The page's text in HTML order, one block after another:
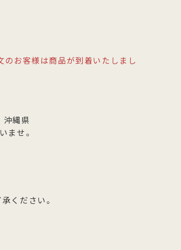
お客様は商品が到着いたしまし
沖縄県
ませ。
ください。